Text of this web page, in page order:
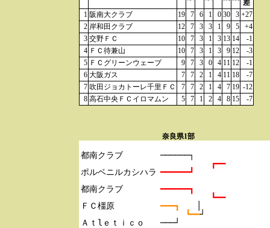
差
1 阪南大クラブ 19 7 6 1 0 30 3 +27
2 岸和田クラブ 12 7 3 3 1 9 5
+4
3 交野ＦＣ 10 7 3 1 3 13 14
-1
4 ＦＣ待兼山 10 7 3 1 3 9 12
-3
5 ＦＣグリーンウェーブ 9 7 3 0 4 11 12
-1
6 大阪ガス 7 7 2 1 4 11 18
-7
7 吹田ジョカトーレ千里ＦＣ 7 7 2 1 4 7 19 -12
8 高石中央ＦＣイロマムン 5 7 1 2 4 8 15 -7
奈良県1部
都南クラブ
ポルベニルカシハラ
都南クラブ
ＦＣ橿原
──────┐
┏━━
━━━━━━┛
━━━━━━┓
┗━━
━━━┓
┗━━┘
───┘